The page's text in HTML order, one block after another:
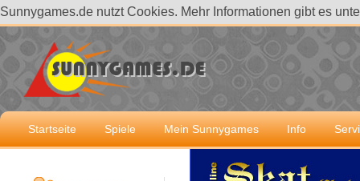
Sunnygames.de nutzt Cookies. Mehr Informationen gibt es
Startseite Spiele Mein Sunnygames Info